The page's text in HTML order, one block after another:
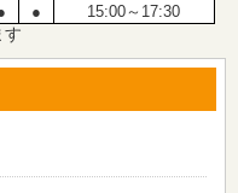
● 15:00～17:30
す